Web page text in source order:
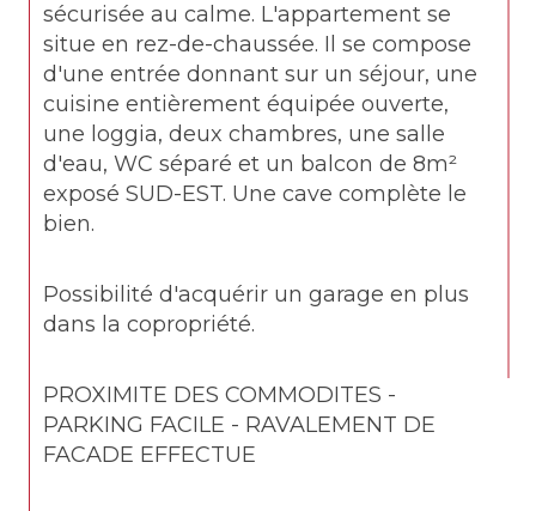
sécurisée au calme. L'appartement se
situe en rez-de-chaussée. Il se compose
d'une entrée donnant sur un séjour, une
cuisine entièrement équipée ouverte,
une loggia, deux chambres, une salle
d'eau, WC séparé et un balcon de 8m²
exposé SUD-EST. Une cave complète le
bien.
Possibilité d'acquérir un garage en plus
dans la copropriété.
PROXIMITE DES COMMODITES -
PARKING FACILE - RAVALEMENT DE
FACADE EFFECTUE